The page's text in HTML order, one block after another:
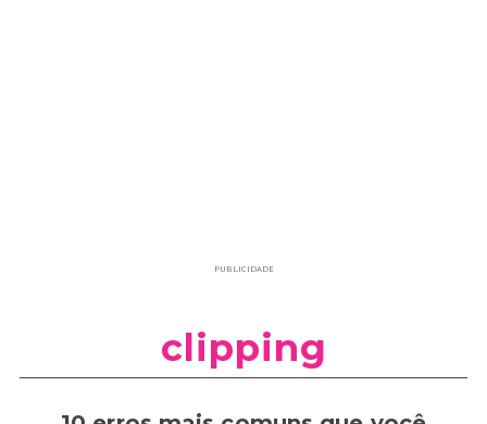
PUBLICIDADE
clipping